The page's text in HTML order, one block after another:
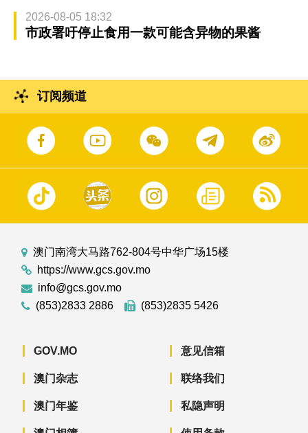
2026-08-05 18:32
市政署吁停止食用一款可能含异物的果酱
订阅频道
澳门南湾大马路762-804号中华广场15楼
https://www.gcs.gov.mo
info@gcs.gov.mo
(853)2833 2886
(853)2835 5426
GOV.MO
澳门杂志
澳门年鉴
意见信箱
联络我们
私隐声明